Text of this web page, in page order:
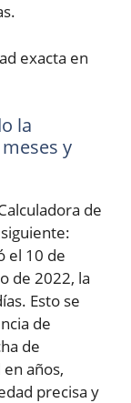
exacta en
la
y
de
el 10 de
de 2022, la
Esto se
de
de
años,
precisa y